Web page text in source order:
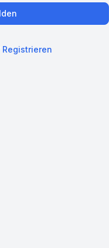
Registrieren